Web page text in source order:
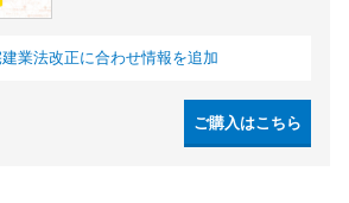
業法改正に合わせ情報を追加
ご購入はこちら